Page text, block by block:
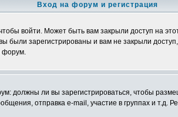
Вход на форум и регистрация
войти. Может быть вам закрыли доступ на
зарегистрированы и вам не закрыли
форум.
должны ли вы зарегистрироваться, чтобы
отправка e-mail, участие в группах и т.д.